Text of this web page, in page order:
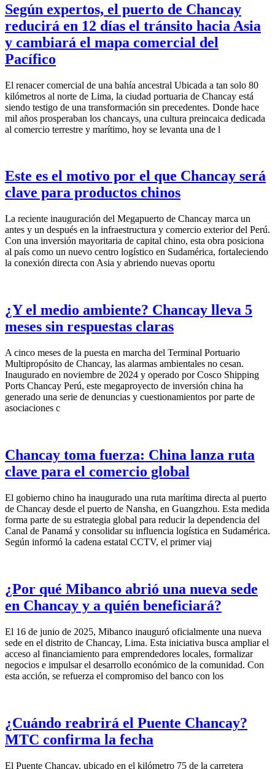
Según expertos, el puerto de Chancay
reducirá en 12 días el tránsito hacia Asia
y cambiará el mapa comercial del
Pacífico
El renacer comercial de una bahía ancestral Ubicada a tan solo 80
kilómetros al norte de Lima, la ciudad portuaria de Chancay está
siendo testigo de una transformación sin precedentes. Donde hace
mil años prosperaban los chancays, una cultura preincaica dedicada
al comercio terrestre y marítimo, hoy se levanta una de l
Este es el motivo por el que Chancay será
clave para productos chinos
La reciente inauguración del Megapuerto de Chancay marca un
antes y un después en la infraestructura y comercio exterior del Perú.
Con una inversión mayoritaria de capital chino, esta obra posiciona
al país como un nuevo centro logístico en Sudamérica, fortaleciendo
la conexión directa con Asia y abriendo nuevas oportu
¿Y el medio ambiente? Chancay lleva 5
meses sin respuestas claras
A cinco meses de la puesta en marcha del Terminal Portuario
Multipropósito de Chancay, las alarmas ambientales no cesan.
Inaugurado en noviembre de 2024 y operado por Cosco Shipping
Ports Chancay Perú, este megaproyecto de inversión china ha
generado una serie de denuncias y cuestionamientos por parte de
asociaciones c
Chancay toma fuerza: China lanza ruta
clave para el comercio global
El gobierno chino ha inaugurado una ruta marítima directa al puerto
de Chancay desde el puerto de Nansha, en Guangzhou. Esta medida
forma parte de su estrategia global para reducir la dependencia del
Canal de Panamá y consolidar su influencia logística en Sudamérica.
Según informó la cadena estatal CCTV, el primer viaj
¿Por qué Mibanco abrió una nueva sede
en Chancay y a quién beneficiará?
El 16 de junio de 2025, Mibanco inauguró oficialmente una nueva
sede en el distrito de Chancay, Lima. Esta iniciativa busca ampliar el
acceso al financiamiento para emprendedores locales, formalizar
negocios e impulsar el desarrollo económico de la comunidad. Con
esta acción, se refuerza el compromiso del banco con los
¿Cuándo reabrirá el Puente Chancay?
MTC confirma la fecha
El Puente Chancay, ubicado en el kilómetro 75 de la carretera